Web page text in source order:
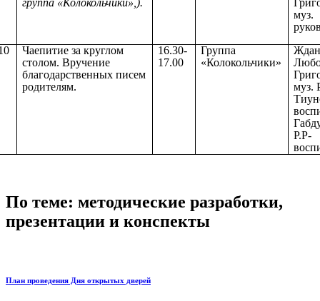
группа «Колокольчики»,).
муз.
Чаепитие за круглом
столом. Вручение
благодарственных писем
родителям.
16.30-
17.00
Группа
«Колокольчики»
муз.
Р.Р-
По теме: методические разработки,
презентации и конспекты
План проведения Дня открытых дверей